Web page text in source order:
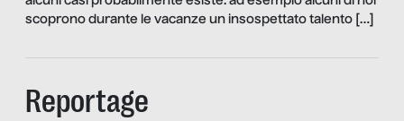
scoprono durante le vacanze un insospettato talento […]
Reportage